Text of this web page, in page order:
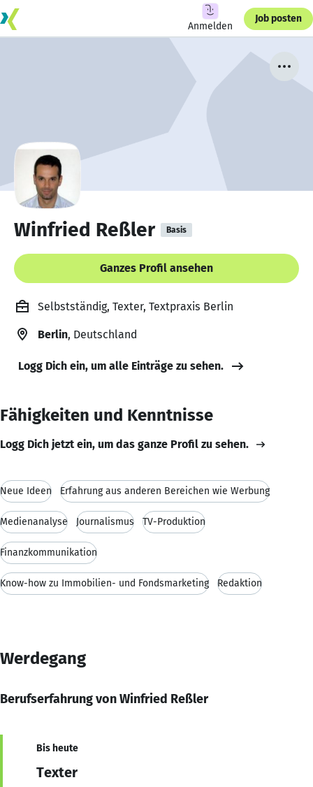
Anmelden
Job posten
Winfried Reßler Basis
Ganzes Profil ansehen
Selbstständig, Texter, Textpraxis Berlin
Berlin, Deutschland
Logg Dich ein, um alle Einträge zu sehen.
Fähigkeiten und Kenntnisse
Logg Dich jetzt ein, um das ganze Profil zu sehen.
Neue Ideen Erfahrung aus anderen Bereichen wie Werbung
Medienanalyse Journalismus TV-Produktion
Finanzkommunikation
Know-how zu Immobilien- und Fondsmarketing Redaktion
Werdegang
Berufserfahrung von Winfried Reßler
Bis heute
Texter